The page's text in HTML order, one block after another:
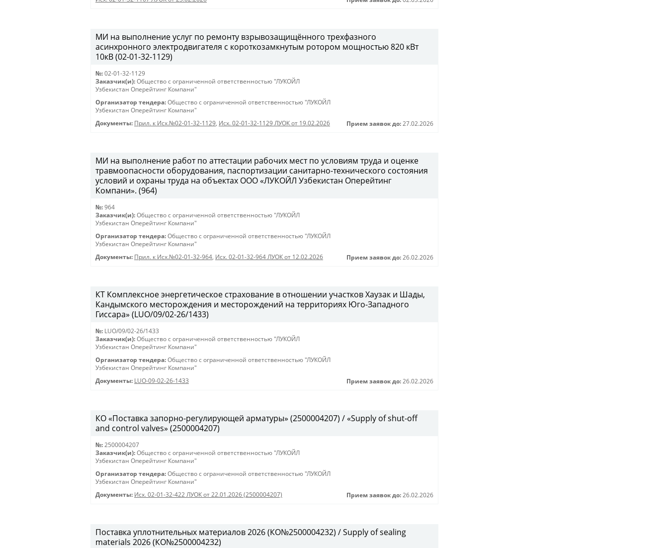
МИ на выполнение услуг по ремонту взрывозащищённого трехфазного
асинхронного электродвигателя с короткозамкнутым ротором мощностью 820 кВт
10кВ (02-01-32-1129)
№: 02-01-32-1129
Заказчик(и): Общество с ограниченной ответственностью "ЛУКОЙЛ
Узбекистан Оперейтинг Компани"
Организатор тендера: Общество с ограниченной ответственностью "ЛУКОЙЛ
Узбекистан Оперейтинг Компани"
Документы: Прил. к Исх.№02-01-32-1129, Исх. 02-01-32-1129 ЛУОК от 19.02.2026 Прием заявок до: 27.02.2026
МИ на выполнение работ по аттестации рабочих мест по условиям труда и оценке
травмоопасности оборудования, паспортизации санитарно-технического состояния
условий и охраны труда на объектах ООО «ЛУКОЙЛ Узбекистан Оперейтинг
Компани». (964)
№: 964
Заказчик(и): Общество с ограниченной ответственностью "ЛУКОЙЛ
Узбекистан Оперейтинг Компани"
Организатор тендера: Общество с ограниченной ответственностью "ЛУКОЙЛ
Узбекистан Оперейтинг Компани"
Документы: Прил. к Исх.№02-01-32-964, Исх. 02-01-32-964 ЛУОК от 12.02.2026 Прием заявок до: 26.02.2026
КТ Комплексное энергетическое страхование в отношении участков Хаузак и Шады,
Кандымского месторождения и месторождений на территориях Юго-Западного
Гиссара» (LUO/09/02-26/1433)
№: LUO/09/02-26/1433
Заказчик(и): Общество с ограниченной ответственностью "ЛУКОЙЛ
Узбекистан Оперейтинг Компани"
Организатор тендера: Общество с ограниченной ответственностью "ЛУКОЙЛ
Узбекистан Оперейтинг Компани"
Документы: LUO-09-02-26-1433 Прием заявок до: 26.02.2026
КО «Поставка запорно-регулирующей арматуры» (2500004207) / «Supply of shut-off
and control valves» (2500004207)
№: 2500004207
Заказчик(и): Общество с ограниченной ответственностью "ЛУКОЙЛ
Узбекистан Оперейтинг Компани"
Организатор тендера: Общество с ограниченной ответственностью "ЛУКОЙЛ
Узбекистан Оперейтинг Компани"
Документы: Исх. 02-01-32-422 ЛУОК от 22.01.2026 (2500004207) Прием заявок до: 26.02.2026
Поставка уплотнительных материалов 2026 (КО№2500004232) / Supply of sealing
materials 2026 (КО№2500004232)